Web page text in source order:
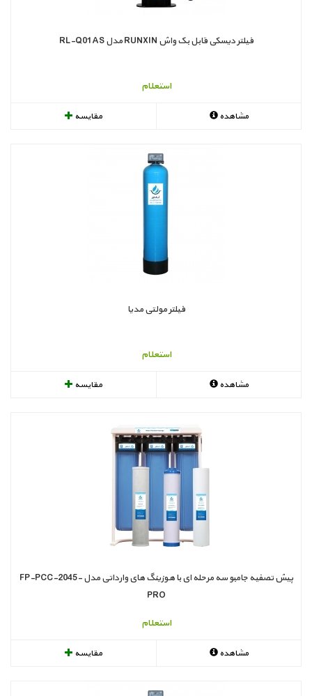
فیلتر دیسکی قابل بک واش RUNXIN مدل RL-Q01AS
استعلام
مقایسه مشاهده
فیلتر مولتی مدیا
استعلام
مقایسه مشاهده
پیش تصفیه جامبو سه مرحله ای با هوزینگ های وارداتی مدل FP-PCC-2045-
PRO
استعلام
مقایسه مشاهده